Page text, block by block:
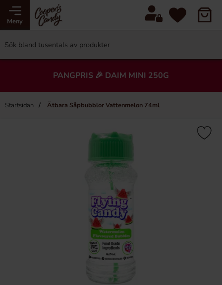
Meny
PANGPRIS 🎉 DAIM MINI 250G
Startsidan Ätbara Såpbubblor Vattenmelon 74ml